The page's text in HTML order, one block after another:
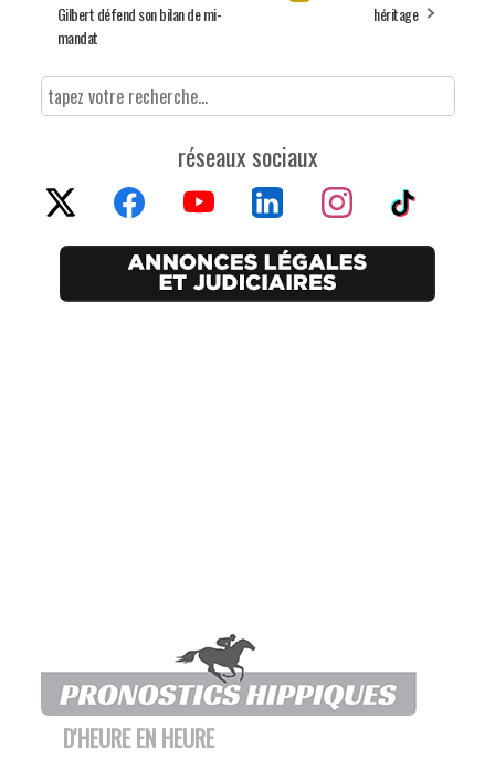
Gilbert défend son bilan de mi-
mandat
héritage
réseaux sociaux
D'HEURE EN HEURE